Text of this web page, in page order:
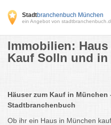
Stadtbranchenbuch München
ein Angebot von
Immobilien: Haus
Kauf Solln und in
Häuser zum Kauf in
Stadtbranchenbuch
Ob ihr ein Haus in München